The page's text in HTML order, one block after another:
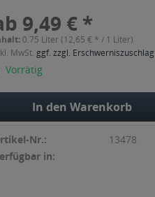
9,49 € *
0.75 Liter (12,65 € * / 1 Liter)
MwSt. ggf. zzgl. Erschwerniszuschlag
Vorrätig
In den Warenkorb
Nr.:
13478
in: